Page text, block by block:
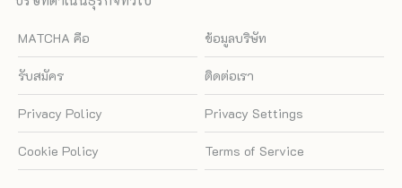
MATCHA คือ ข้อมูลบริษัท
รับสมัคร ติดต่อเรา
Privacy Policy Privacy Settings
Cookie Policy Terms of Service